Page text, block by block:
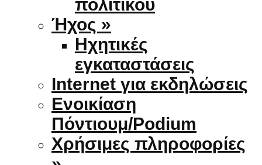
πολιτικού
Ήχος »
Ηχητικές
εγκαταστάσεις
Internet για εκδηλώσεις
Ενοικίαση
Πόντιουμ/Podium
Χρήσιμες πληροφορίες